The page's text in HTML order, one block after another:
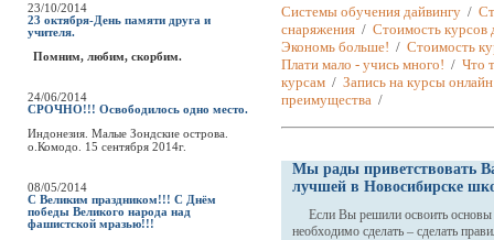
23/10/2014
23 октября-День памяти друга и
учителя.
Помним, любим, скорбим.
24/06/2014
СРОЧНО!!! Освободилось одно место.
Индонезия. Малые Зондские острова.
о.Комодо. 15 сентября 2014г.
08/05/2014
С Великим праздником!!! С Днём
победы Великого народа над
фашистской мразью!!!
Системы обучения дайвингу /
снаряжения / Стоимость курсов
Экономь больше! / Стоимость
Плати мало - учись много! / Что
курсам / Запись на курсы онлайн
преимущества /
Мы рады приветствовать
лучшей в Новосибирске
Если Вы решили освоить основы
необходимо сделать – сделать